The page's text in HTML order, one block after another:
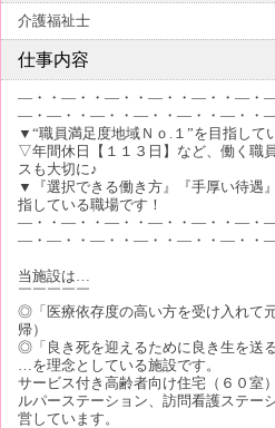
介護福祉士
仕事内容
―・・―・・―・・―・・―・・―・
―・―・・―・・―・・―・・―・・―
▼“職員満足度地域Ｎｏ.１”を目指して
▽年間休日【１１３日】など、働く職
スも大切に♪
▼『選択できる働き方』『手厚い待遇
指している職場です！
―・・―・・―・・―・・―・・―・
―・―・・―・・―・・―・・―・・―
当施設は…
￣￣￣￣￣
◎「医療依存度の高い方を受け入れて
帰）
◎「良き死を迎えるために良き生を送る
…を理念としている施設です。
サービス付き高齢者向け住宅（６０室
ルパーステーション、訪問看護ステー
営しています。